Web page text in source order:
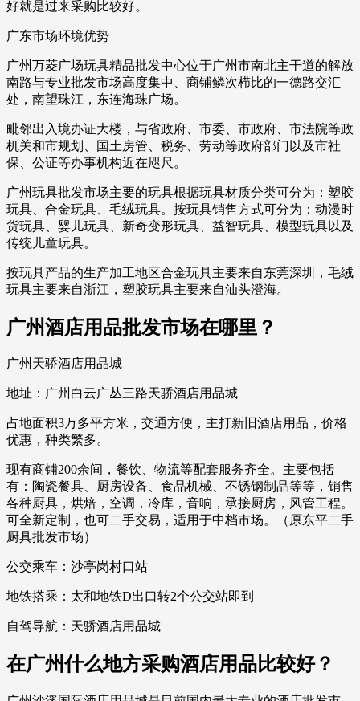
好就是过来采购比较好。
广东市场环境优势
广州万菱广场玩具精品批发中心位于广州市南北主干道的解放
南路与专业批发市场高度集中、商铺鳞次栉比的一德路交汇
处，南望珠江，东连海珠广场。
毗邻出入境办证大楼，与省政府、市委、市政府、市法院等政
机关和市规划、国土房管、税务、劳动等政府部门以及市社
保、公证等办事机构近在咫尺。
广州玩具批发市场主要的玩具根据玩具材质分类可分为：塑胶
玩具、合金玩具、毛绒玩具。按玩具销售方式可分为：动漫时
货玩具、婴儿玩具、新奇变形玩具、益智玩具、模型玩具以及
传统儿童玩具。
按玩具产品的生产加工地区合金玩具主要来自东莞深圳，毛绒
玩具主要来自浙江，塑胶玩具主要来自汕头澄海。
广州酒店用品批发市场在哪里？
广州天骄酒店用品城
地址：广州白云广丛三路天骄酒店用品城
占地面积3万多平方米，交通方便，主打新旧酒店用品，价格
优惠，种类繁多。
现有商铺200余间，餐饮、物流等配套服务齐全。主要包括
有：陶瓷餐具、厨房设备、食品机械、不锈钢制品等等，销售
各种厨具，烘焙，空调，冷库，音响，承接厨房，风管工程。
可全新定制，也可二手交易，适用于中档市场。（原东平二手
厨具批发市场）
公交乘车：沙亭岗村口站
地铁搭乘：太和地铁D出口转2个公交站即到
自驾导航：天骄酒店用品城
在广州什么地方采购酒店用品比较好？